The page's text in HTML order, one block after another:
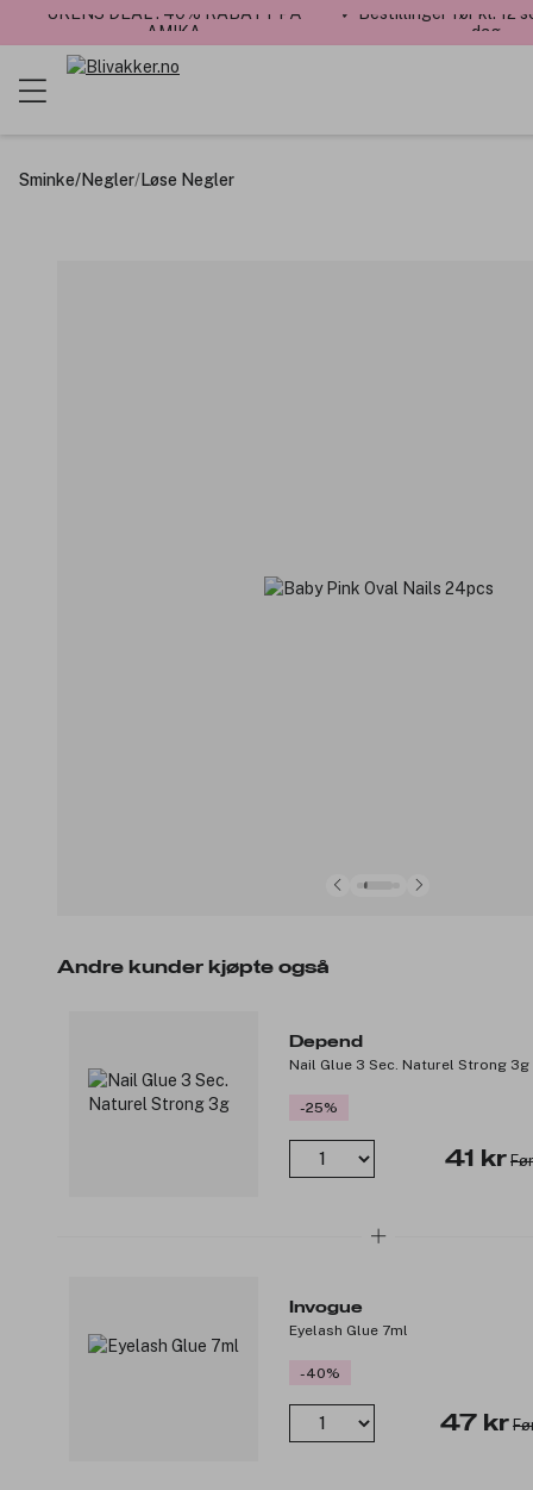
UKENS DEAL : 40% RABATT PÅ
AMIKA
✓ Bestillinger før kl. 12
dag
Sminke/Negler/Løse Negler
Andre kunder kjøpte også
Depend
Nail Glue 3 Sec. Naturel Strong 3g
-25%
41 kr
Invogue
Eyelash Glue 7ml
-40%
47 kr